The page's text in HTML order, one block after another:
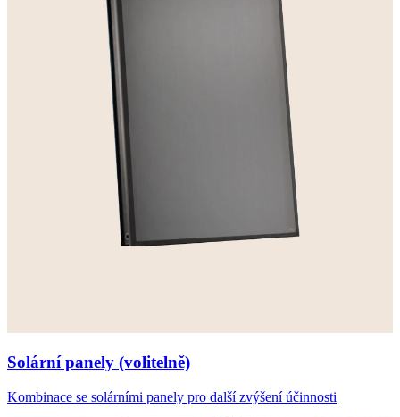
Solární panely (volitelně)
Kombinace se solárními panely pro další zvýšení účinnosti